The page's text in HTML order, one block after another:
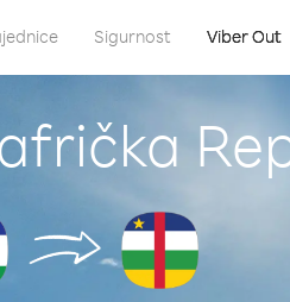
Sigurnost Viber Out